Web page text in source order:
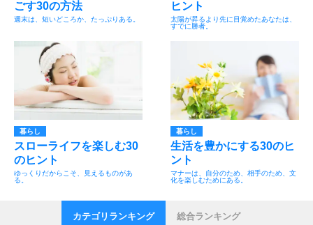
ごす30の方法
週末は、短いどころか、たっぷりある。
ヒント
太陽が昇るより先に目覚めたあなたは、
すでに勝者。
暮らし
スローライフを楽しむ30
のヒント
ゆっくりだからこそ、見えるものがあ
る。
暮らし
生活を豊かにする30のヒ
ント
マナーは、自分のため、相手のため、文
化を楽しむためにある。
カテゴリランキング 総合ランキング